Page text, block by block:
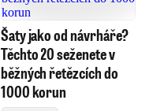
Šaty jako od návrháře?
Těchto 20 seženete v
běžných řetězcích do
1000 korun